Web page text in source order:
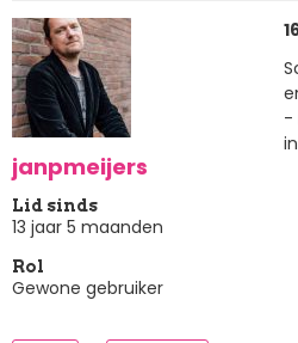
janpmeijers
Lid sinds
13 jaar 5 maanden
Rol
Gewone gebruiker
-